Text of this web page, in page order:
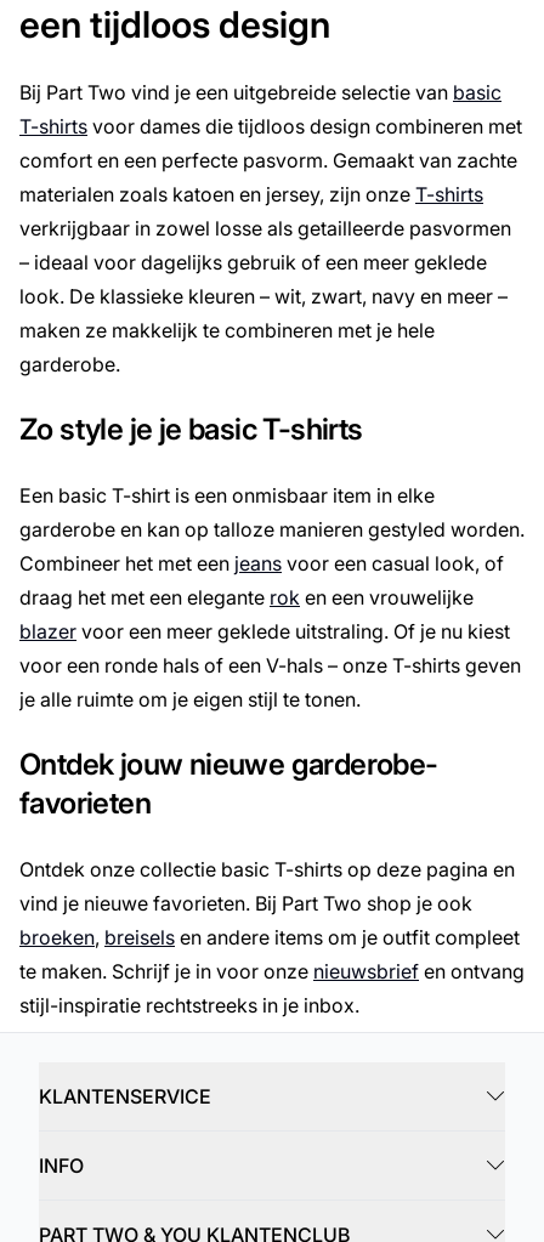
een tijdloos design
Bij Part Two vind je een uitgebreide selectie van basic
T-shirts voor dames die tijdloos design combineren met
comfort en een perfecte pasvorm. Gemaakt van zachte
materialen zoals katoen en jersey, zijn onze T-shirts
verkrijgbaar in zowel losse als getailleerde pasvormen
– ideaal voor dagelijks gebruik of een meer geklede
look. De klassieke kleuren – wit, zwart, navy en meer –
maken ze makkelijk te combineren met je hele
garderobe.
Zo style je je basic T-shirts
Een basic T-shirt is een onmisbaar item in elke
garderobe en kan op talloze manieren gestyled worden.
Combineer het met een jeans voor een casual look, of
draag het met een elegante rok en een vrouwelijke
blazer voor een meer geklede uitstraling. Of je nu kiest
voor een ronde hals of een V-hals – onze T-shirts geven
je alle ruimte om je eigen stijl te tonen.
Ontdek jouw nieuwe garderobe-
favorieten
Ontdek onze collectie basic T-shirts op deze pagina en
vind je nieuwe favorieten. Bij Part Two shop je ook
broeken, breisels en andere items om je outfit compleet
te maken. Schrijf je in voor onze nieuwsbrief en ontvang
stijl-inspiratie rechtstreeks in je inbox.
KLANTENSERVICE
INFO
PART TWO & YOU KLANTENCLUB